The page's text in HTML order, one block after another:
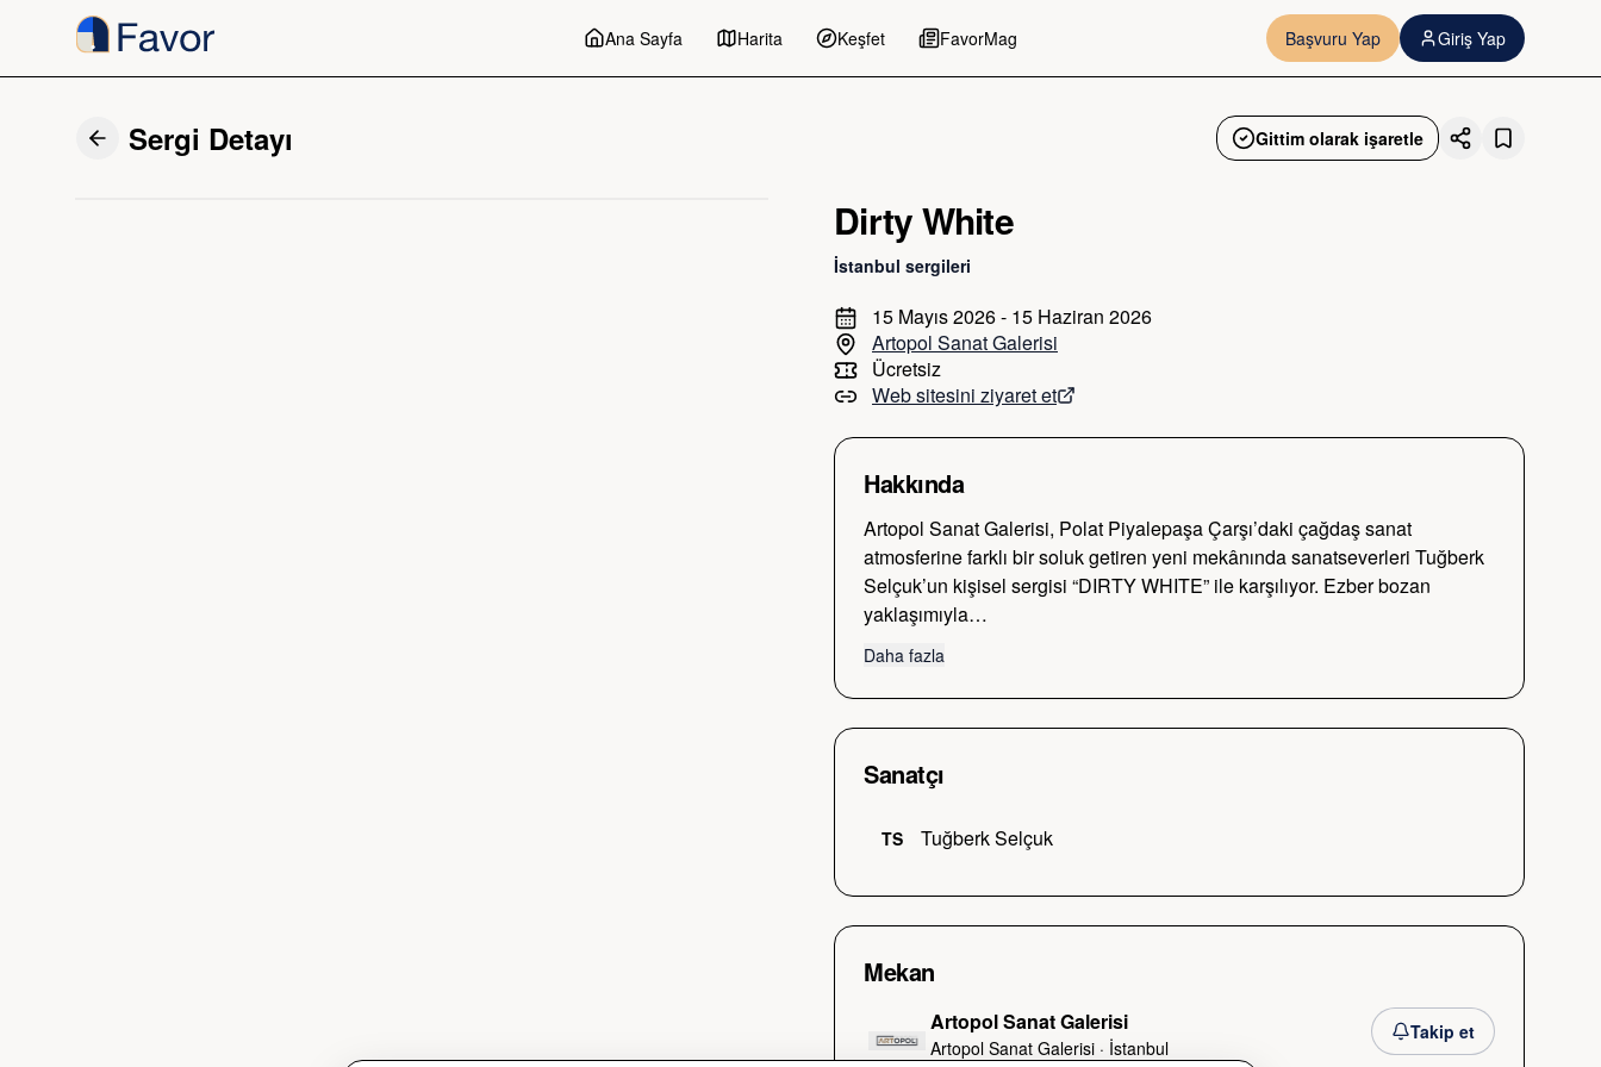
Ana Sayfa Harita Keşfet FavorMag Başvuru Yap Giriş Yap
Sergi Detayı Gittim olarak işaretle
Dirty White
İstanbul sergileri
15 Mayıs 2026 - 15 Haziran 2026
Artopol Sanat Galerisi
Ücretsiz
Web sitesini ziyaret et
Hakkında
Artopol Sanat Galerisi, Polat Piyalepaşa Çarşı’daki çağdaş sanat
atmosferine farklı bir soluk getiren yeni mekânında sanatseverleri Tuğberk
Selçuk’un kişisel sergisi “DIRTY WHITE” ile karşılıyor. Ezber bozan
yaklaşımıyla…
Daha fazla
Sanatçı
TS Tuğberk Selçuk
Mekan
Artopol Sanat Galerisi
Artopol Sanat Galerisi · İstanbul
Takip et